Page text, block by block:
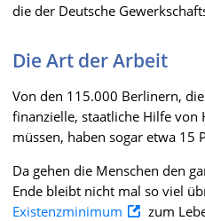
die der Deutsche
Die Art der Arbeit
Von den 115.000 Berlinern,
finanzielle, staatliche Hilfe von
müssen, haben sogar etwa 15
Da gehen die Menschen den
Ende bleibt nicht mal so viel
Existenzminimum
zum